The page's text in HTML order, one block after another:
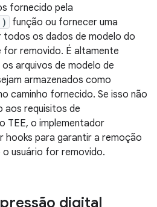
fornecido pela
função ou fornecer uma
todos os dados de modelo do
for removido. É altamente
arquivos de modelo de
armazenados como
caminho fornecido. Se isso não
aos requisitos de
TEE, o implementador
hooks para garantir a remoção
o usuário for removido.
digital